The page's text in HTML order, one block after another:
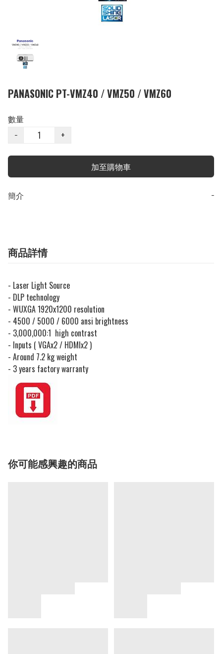
PANASONIC PT-VMZ40 / VMZ50 / VMZ60
數量
−
+
加至購物車
簡介 −
商品詳情
- Laser Light Source
- DLP technology
- WUXGA 1920x1200 resolution
- 4500 / 5000 / 6000 ansi brightness
- 3,000,000:1 high contrast
- Inputs ( VGAx2 / HDMIx2 )
- Around 7.2 kg weight
- 3 years factory warranty
你可能感興趣的商品